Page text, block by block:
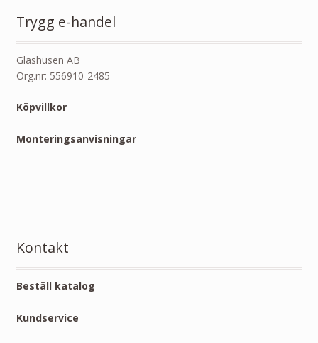
Trygg e-handel
Glashusen AB
Org.nr: 556910-2485
Köpvillkor
Monteringsanvisningar
Kontakt
Beställ katalog
Kundservice